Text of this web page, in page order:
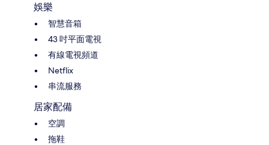
娛樂
智慧音箱
43 吋平面電視
有線電視頻道
Netflix
串流服務
居家配備
空調
拖鞋